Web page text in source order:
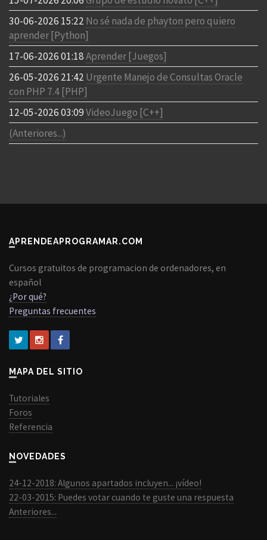
30-06-2026 15:22 No sé nada de phayton pero quiero
aprender [Python]
17-06-2026 01:18Aprender [Juegos]
26-05-2026 21:42 Urgente Manejo de Consultas Oracle
con PHP 7.4 [PHP]
12-05-2026 03:09VideoJuego [C++]
(Anteriores...)
APRENDEAPROGRAMAR.COM
Cursos gratuitos de programacion de ordenadores, en
español
¿Por qué?
Preguntas frecuentes
MAPA DEL SITIO
Tutoriales
Foros
Referencia
NOVEDADES
24-12-2018: Algunos apartados incluyen... ¡vídeo!
22-03-2015: Puedes votar cuando te guste una respuesta
Anteriores...